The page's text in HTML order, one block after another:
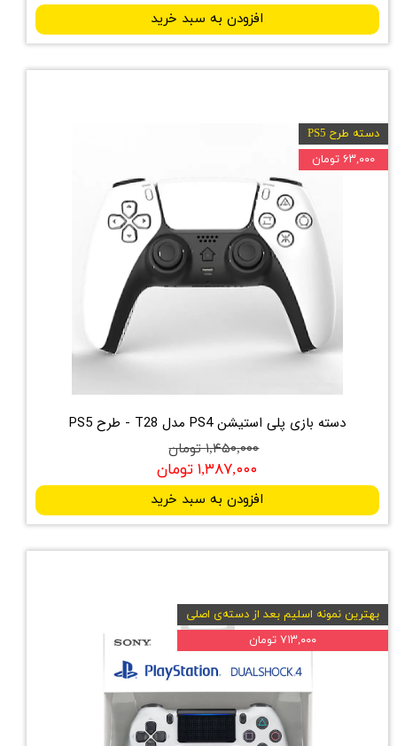
افزودن به سبد خرید
دسته بازی پلی استیشن PS4 مدل T28 - طرح PS5
۱,۴۵۰,۰۰۰ تومان
۱,۳۸۷,۰۰۰ تومان
افزودن به سبد خرید
دسته طرح PS5
۶۳,۰۰۰ تومان
بهترین نمونه اسلیم بعد از دسته‌ی اصلی
۷۱۳,۰۰۰ تومان